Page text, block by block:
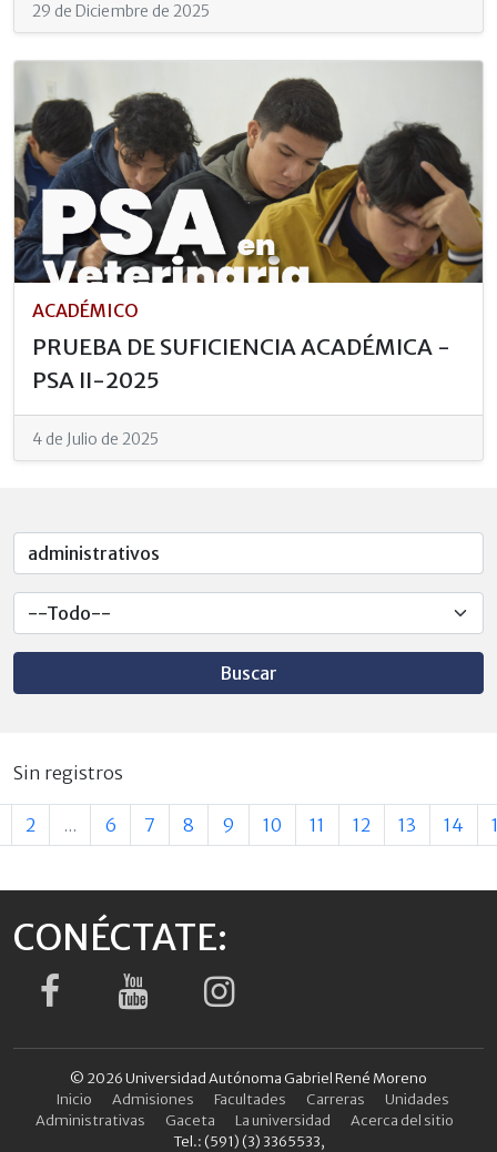
29 de Diciembre de 2025
ACADÉMICO
PRUEBA DE SUFICIENCIA ACADÉMICA -
PSA II-2025
4 de Julio de 2025
Buscar
Sin registros
2 ... 6 7 8 9 10 11 12 13 14
CONÉCTATE:
© 2026 Universidad Autónoma Gabriel René Moreno
Inicio
Admisiones Facultades Carreras
Unidades
Administrativas
Gaceta La universidad
Acerca del sitio
Tel.: (591) (3) 3365533,